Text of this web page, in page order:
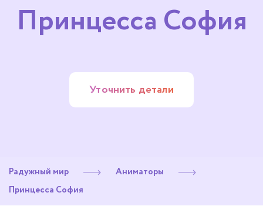
Принцесса София
Уточнить детали
Радужный мир
Аниматоры
Принцесса София